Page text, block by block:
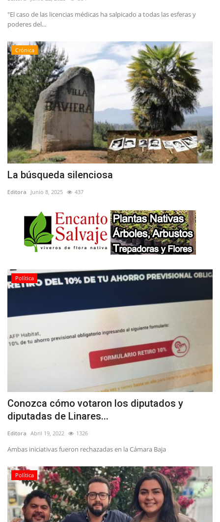
"El caso de las licencias médicas ha salpicado a todas las esferas y
poderes del...
Crónica
La búsqueda silenciosa
Editora Junio 8, 2025 437
Política
Conozca cómo votaron los diputados y
diputadas de Linares...
Editora Abril 19, 2022 1326
Ambas iniciativas fueron rechazadas en la Cámara Baja
Política